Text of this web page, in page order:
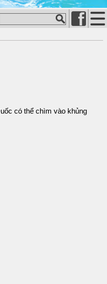
có thể chìm vào khủng